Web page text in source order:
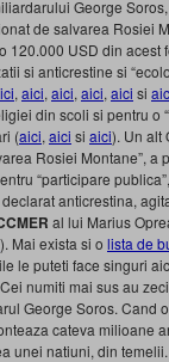
George
de salvarea Rosiei
120.000 USD din acest
si anticrestine si
, aici, aici, aici, aici si
din scoli si pentru o
(aici, aici si aici). Un alt
Rosiei Montane”, a
“participare
anticrestina,
al lui Marius
). Mai exista si o lista de
le puteti face singuri
numiti mai sus au
George Soros. Cand
cateva milioane
unei natiuni, din temelii.